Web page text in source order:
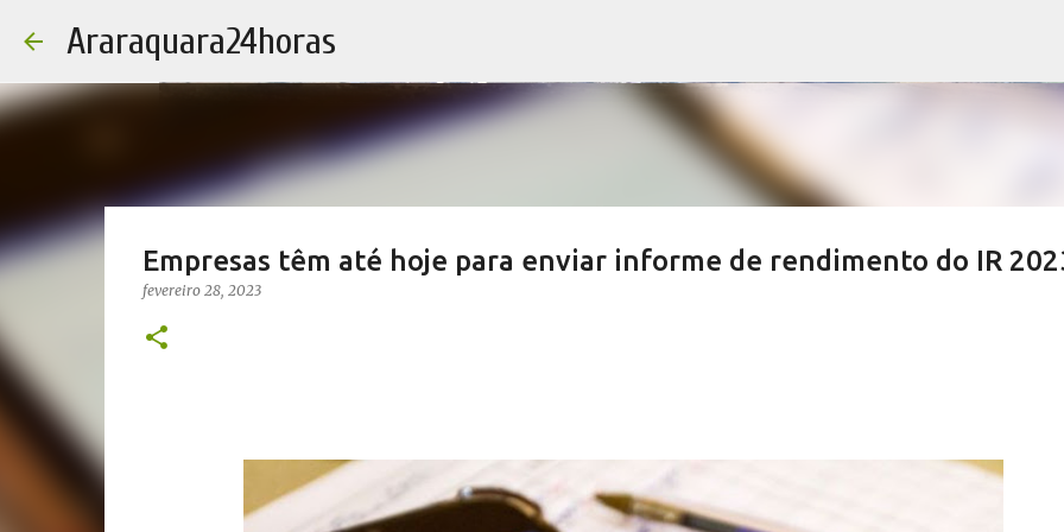
Araraquara24horas
Empresas têm até hoje para enviar informe de rendimento do IR
fevereiro 28, 2023